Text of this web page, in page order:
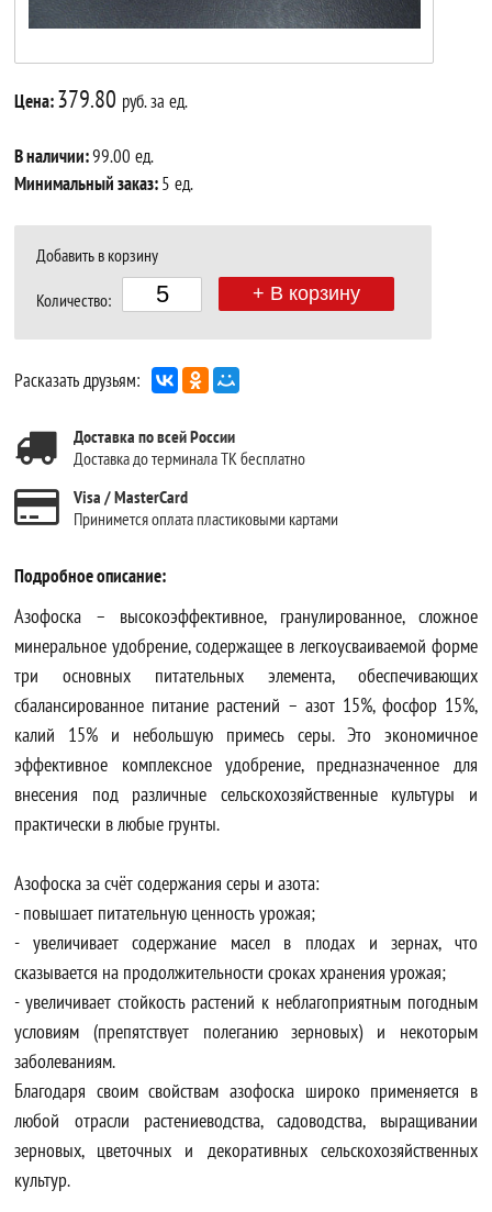
Цена:379.80 руб. за ед.
В наличии:99.00 ед.
Минимальный заказ:5 ед.
Добавить в корзину
Количество: + В корзину
Расказать друзьям:
Доставка по всей России
Доставка до терминала ТК бесплатно
Visa / MasterCard
Принимется оплата пластиковыми картами
Подробное описание:
Азофоска – высокоэффективное, гранулированное, сложное
минеральное удобрение, содержащее в легкоусваиваемой форме
три основных питательных элемента, обеспечивающих
сбалансированное питание растений – азот 15%, фосфор 15%,
калий 15% и небольшую примесь серы. Это экономичное
эффективное комплексное удобрение, предназначенное для
внесения под различные сельскохозяйственные культуры и
практически в любые грунты.
Азофоска за счёт содержания серы и азота:
- повышает питательную ценность урожая;
- увеличивает содержание масел в плодах и зернах, что
сказывается на продолжительности сроках хранения урожая;
- увеличивает стойкость растений к неблагоприятным погодным
условиям (препятствует полеганию зерновых) и некоторым
заболеваниям.
Благодаря своим свойствам азофоска широко применяется в
любой отрасли растениеводства, садоводства, выращивании
зерновых, цветочных и декоративных сельскохозяйственных
культур.